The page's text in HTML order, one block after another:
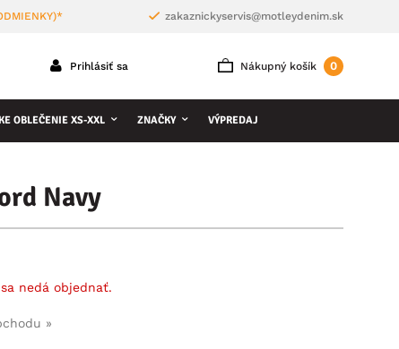
zakaznickyservis@motleydenim.sk
Nákupný košík 0
Prihlásiť sa
OBLEČENIE XS-XXL ZNAČKY VÝPREDAJ
Navy
nedá objednať.
»